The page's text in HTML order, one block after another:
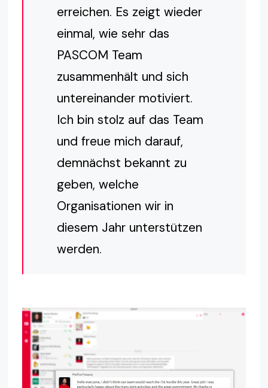
erreichen. Es zeigt wieder
einmal, wie sehr das
PASCOM Team
zusammenhält und sich
untereinander motiviert.
Ich bin stolz auf das Team
und freue mich darauf,
demnächst bekannt zu
geben, welche
Organisationen wir in
diesem Jahr unterstützen
werden.